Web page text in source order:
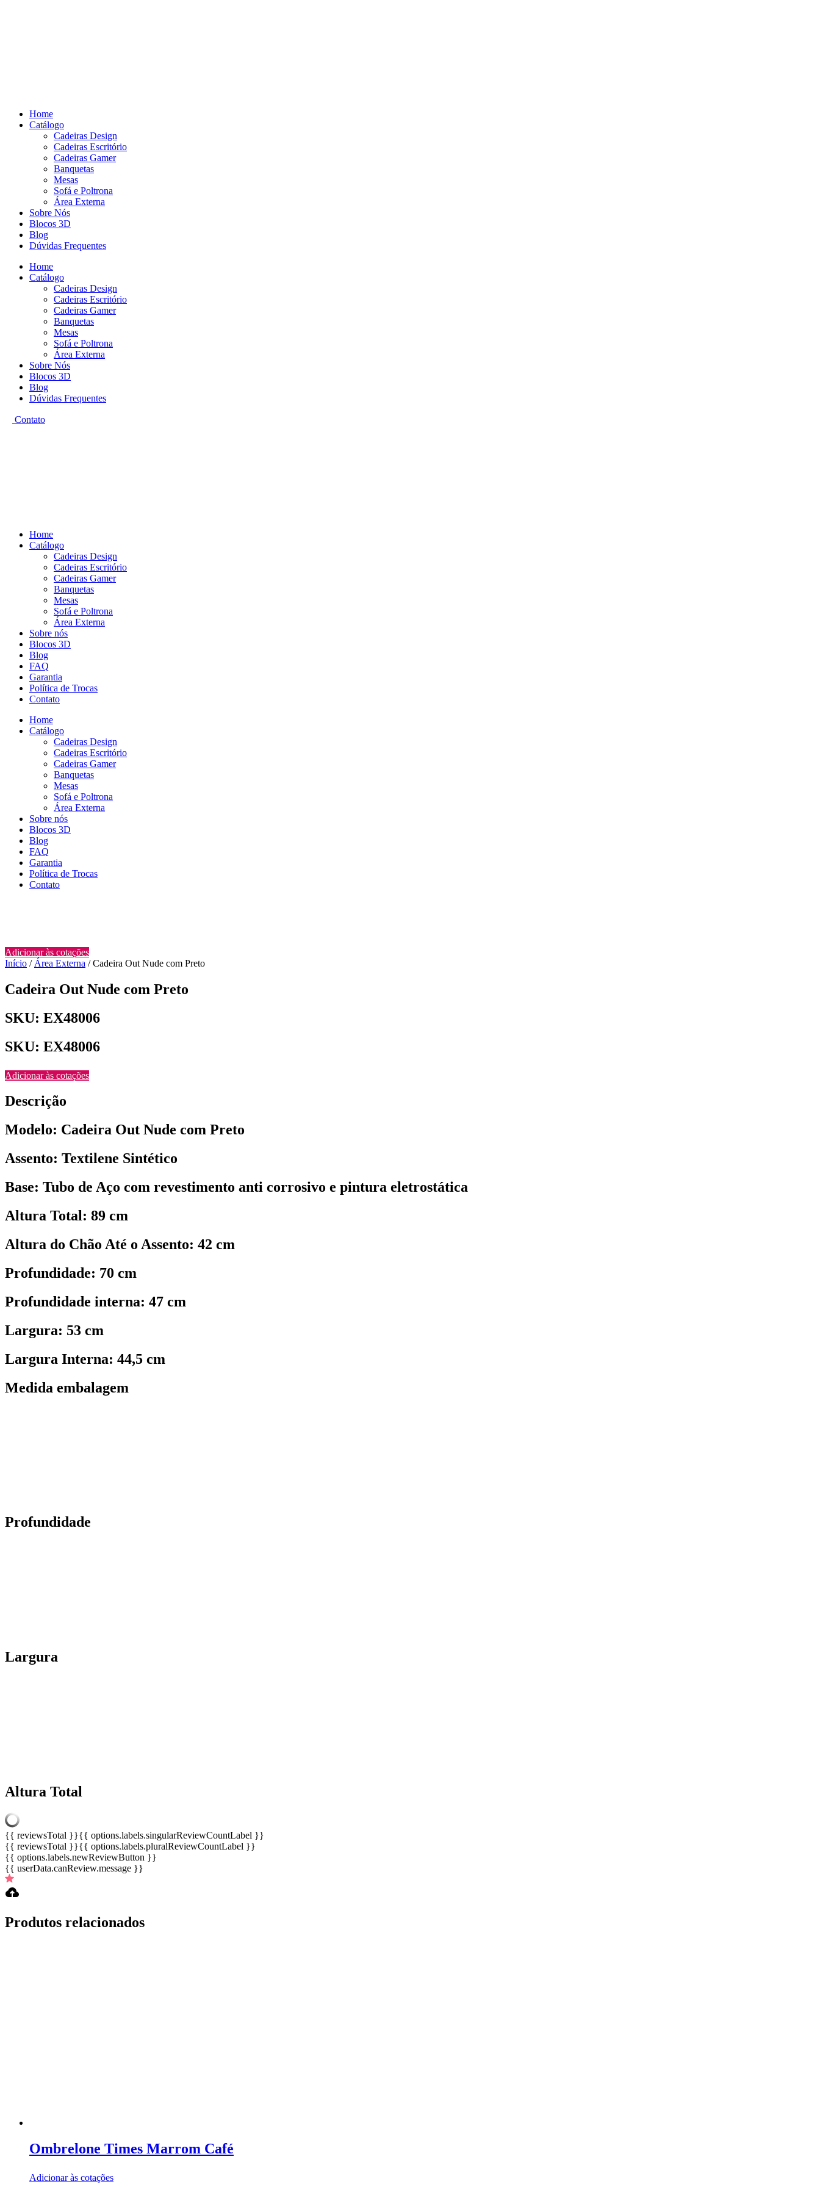
Home
Catálogo
Cadeiras Design
Cadeiras Escritório
Cadeiras Gamer
Banquetas
Mesas
Sofá e Poltrona
Área Externa
Sobre Nós
Blocos 3D
Blog
Dúvidas Frequentes
Home
Catálogo
Cadeiras Design
Cadeiras Escritório
Cadeiras Gamer
Banquetas
Mesas
Sofá e Poltrona
Área Externa
Sobre Nós
Blocos 3D
Blog
Dúvidas Frequentes
Contato
Home
Catálogo
Cadeiras Design
Cadeiras Escritório
Cadeiras Gamer
Banquetas
Mesas
Sofá e Poltrona
Área Externa
Sobre nós
Blocos 3D
Blog
FAQ
Garantia
Política de Trocas
Contato
Home
Catálogo
Cadeiras Design
Cadeiras Escritório
Cadeiras Gamer
Banquetas
Mesas
Sofá e Poltrona
Área Externa
Sobre nós
Blocos 3D
Blog
FAQ
Garantia
Política de Trocas
Contato
Adicionar às cotações
Início / Área Externa / Cadeira Out Nude com Preto
Cadeira Out Nude com Preto
SKU: EX48006
SKU: EX48006
Adicionar às cotações
Descrição
Modelo: Cadeira Out Nude com Preto
Assento: Textilene Sintético
Base: Tubo de Aço com revestimento anti corrosivo e pintura eletrostática
Altura Total: 89 cm
Altura do Chão Até o Assento: 42 cm
Profundidade: 70 cm
Profundidade interna: 47 cm
Largura: 53 cm
Largura Interna: 44,5 cm
Medida embalagem
Profundidade
Largura
Altura Total
{{ reviewsTotal }}{{ options.labels.singularReviewCountLabel }}
{{ reviewsTotal }}{{ options.labels.pluralReviewCountLabel }}
{{ options.labels.newReviewButton }}
{{ userData.canReview.message }}
Produtos relacionados
Ombrelone Times Marrom Café
Adicionar às cotações